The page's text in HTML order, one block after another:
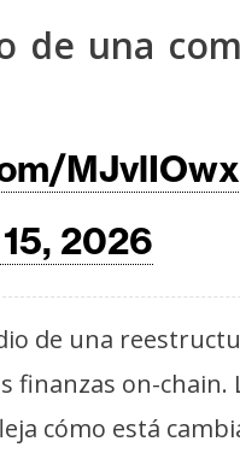
de una
2026
de una
on-chain.
cómo está